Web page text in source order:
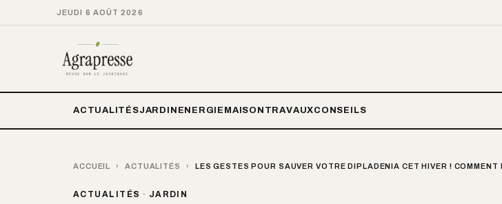
JEUDI 6 AOÛT 2026
ACTUALITÉSJARDIN ENERGIE MAISON TRAVAUXCONSEILS
ACCUEIL › ACTUALITÉS › LES GESTES POUR SAUVER VOTRE DIPLADENIA CET HIVER ! COMMENT
ACTUALITÉS · JARDIN